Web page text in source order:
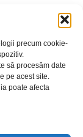
precum cookie-
să procesăm date
pe acest site.
poate afecta